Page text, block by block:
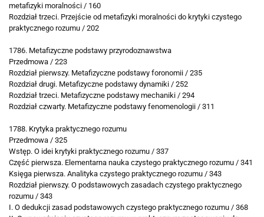
metafizyki moralności / 160
Rozdział trzeci. Przejście od metafizyki moralności do krytyki czystego
praktycznego rozumu / 202
1786. Metafizyczne podstawy przyrodoznawstwa
Przedmowa / 223
Rozdział pierwszy. Metafizyczne podstawy foronomii / 235
Rozdział drugi. Metafizyczne podstawy dynamiki / 252
Rozdział trzeci. Metafizyczne podstawy mechaniki / 294
Rozdział czwarty. Metafizyczne podstawy fenomenologii / 311
1788. Krytyka praktycznego rozumu
Przedmowa / 325
Wstęp. O idei krytyki praktycznego rozumu / 337
Część pierwsza. Elementarna nauka czystego praktycznego rozumu / 341
Księga pierwsza. Analityka czystego praktycznego rozumu / 343
Rozdział pierwszy. O podstawowych zasadach czystego praktycznego
rozumu / 343
I. O dedukcji zasad podstawowych czystego praktycznego rozumu / 368